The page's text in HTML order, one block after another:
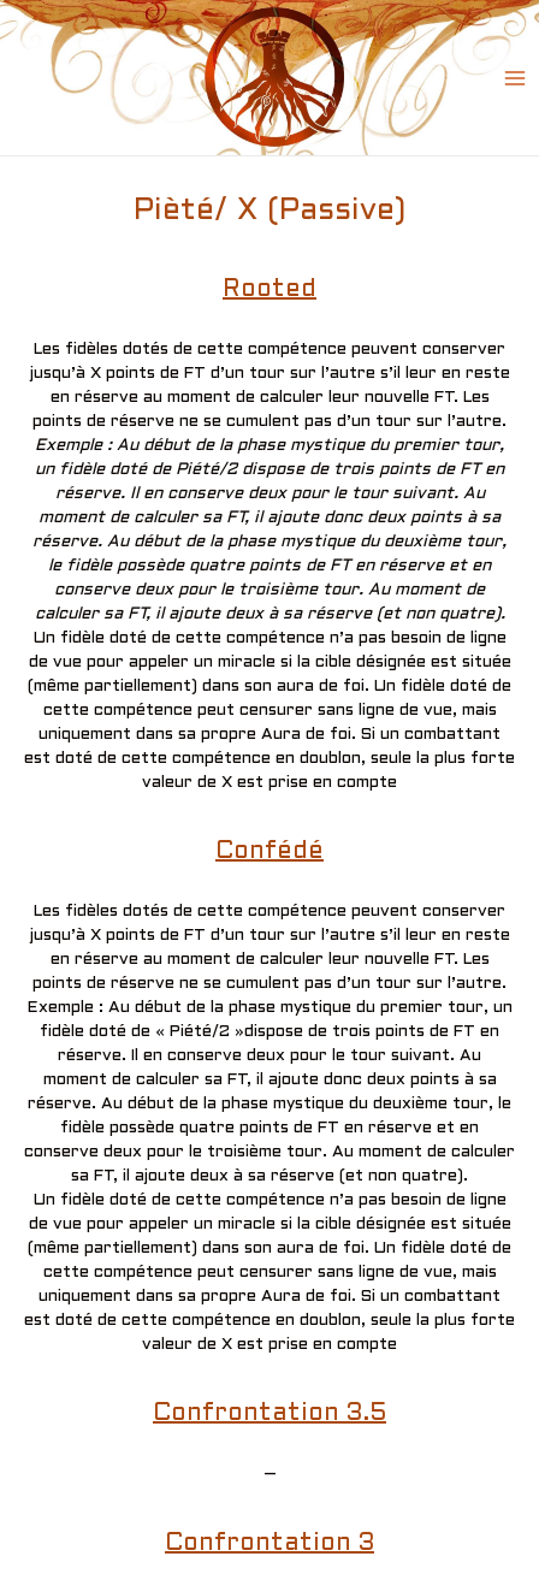
Skip
to
content
Pièté/ X (Passive)
Rooted
Les fidèles dotés de cette compétence peuvent conserver
jusqu’à X points de FT d’un tour sur l’autre s’il leur en reste
en réserve au moment de calculer leur nouvelle FT. Les
points de réserve ne se cumulent pas d’un tour sur l’autre.
Exemple : Au début de la phase mystique du premier tour,
un fidèle doté de Piété/2 dispose de trois points de FT en
réserve. Il en conserve deux pour le tour suivant. Au
moment de calculer sa FT, il ajoute donc deux points à sa
réserve. Au début de la phase mystique du deuxième tour,
le fidèle possède quatre points de FT en réserve et en
conserve deux pour le troisième tour. Au moment de
calculer sa FT, il ajoute deux à sa réserve (et non quatre).
Un fidèle doté de cette compétence n’a pas besoin de ligne
de vue pour appeler un miracle si la cible désignée est située
(même partiellement) dans son aura de foi. Un fidèle doté de
cette compétence peut censurer sans ligne de vue, mais
uniquement dans sa propre Aura de foi. Si un combattant
est doté de cette compétence en doublon, seule la plus forte
valeur de X est prise en compte
Confédé
Les fidèles dotés de cette compétence peuvent conserver
jusqu’à X points de FT d’un tour sur l’autre s’il leur en reste
en réserve au moment de calculer leur nouvelle FT. Les
points de réserve ne se cumulent pas d’un tour sur l’autre.
Exemple : Au début de la phase mystique du premier tour, un
fidèle doté de « Piété/2 »dispose de trois points de FT en
réserve. Il en conserve deux pour le tour suivant. Au
moment de calculer sa FT, il ajoute donc deux points à sa
réserve. Au début de la phase mystique du deuxième tour, le
fidèle possède quatre points de FT en réserve et en
conserve deux pour le troisième tour. Au moment de calculer
sa FT, il ajoute deux à sa réserve (et non quatre).
Un fidèle doté de cette compétence n’a pas besoin de ligne
de vue pour appeler un miracle si la cible désignée est située
(même partiellement) dans son aura de foi. Un fidèle doté de
cette compétence peut censurer sans ligne de vue, mais
uniquement dans sa propre Aura de foi. Si un combattant
est doté de cette compétence en doublon, seule la plus forte
valeur de X est prise en compte
Confrontation 3.5
–
Confrontation 3